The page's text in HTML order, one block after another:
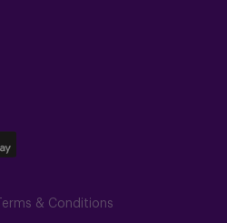
Terms & Conditions